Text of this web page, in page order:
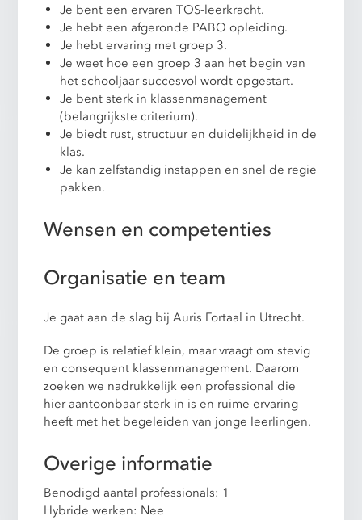
Je bent een ervaren TOS-leerkracht.
Je hebt een afgeronde PABO opleiding.
Je hebt ervaring met groep 3.
Je weet hoe een groep 3 aan het begin van
het schooljaar succesvol wordt opgestart.
Je bent sterk in klassenmanagement
(belangrijkste criterium).
Je biedt rust, structuur en duidelijkheid in de
klas.
Je kan zelfstandig instappen en snel de regie
pakken.
Wensen en competenties
Organisatie en team
Je gaat aan de slag bij Auris Fortaal in Utrecht.
De groep is relatief klein, maar vraagt om stevig
en consequent klassenmanagement. Daarom
zoeken we nadrukkelijk een professional die
hier aantoonbaar sterk in is en ruime ervaring
heeft met het begeleiden van jonge leerlingen.
Overige informatie
Benodigd aantal professionals: 1
Hybride werken: Nee